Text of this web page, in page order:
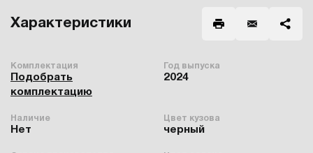
Характеристики
Комплектация
Подобрать
комплектацию
Год выпуска
2024
Наличие
Нет
Цвет кузова
черный